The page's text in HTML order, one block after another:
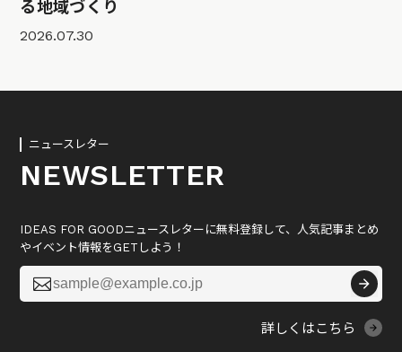
る地域づくり
2026.07.30
ニュースレター
NEWSLETTER
IDEAS FOR GOODニュースレターに無料登録して、人気記事まとめ
やイベント情報をGETしよう！

詳しくはこちら